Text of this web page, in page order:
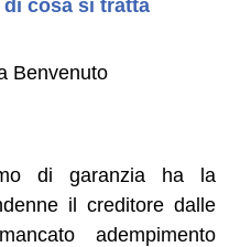
cosa si tratta
Benvenuto
di garanzia ha la
il creditore dalle
adempimento